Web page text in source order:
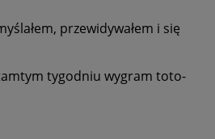
przewidywałem i się
tygodniu wygram toto-